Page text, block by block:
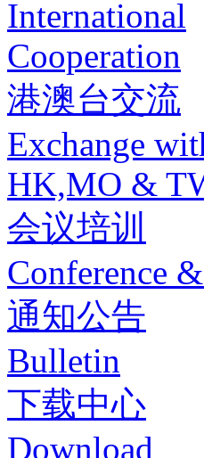
International
Cooperation
港澳台交流
Exchange
HK,MO &
会议培训
Conference
通知公告
Bulletin
下载中心
Download